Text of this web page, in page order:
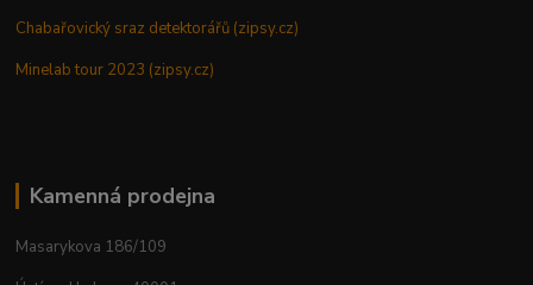
Chabařovický sraz detektorářů (zipsy.cz)
Minelab tour 2023 (zipsy.cz)
Kamenná prodejna
Masarykova 186/109